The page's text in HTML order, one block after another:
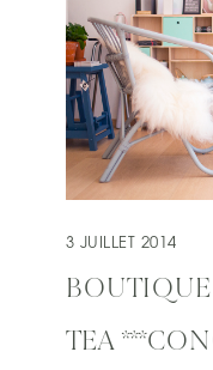
3 JUILLET 2014
TEA